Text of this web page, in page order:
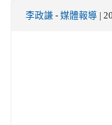
李政謙 - 媒體報導 |